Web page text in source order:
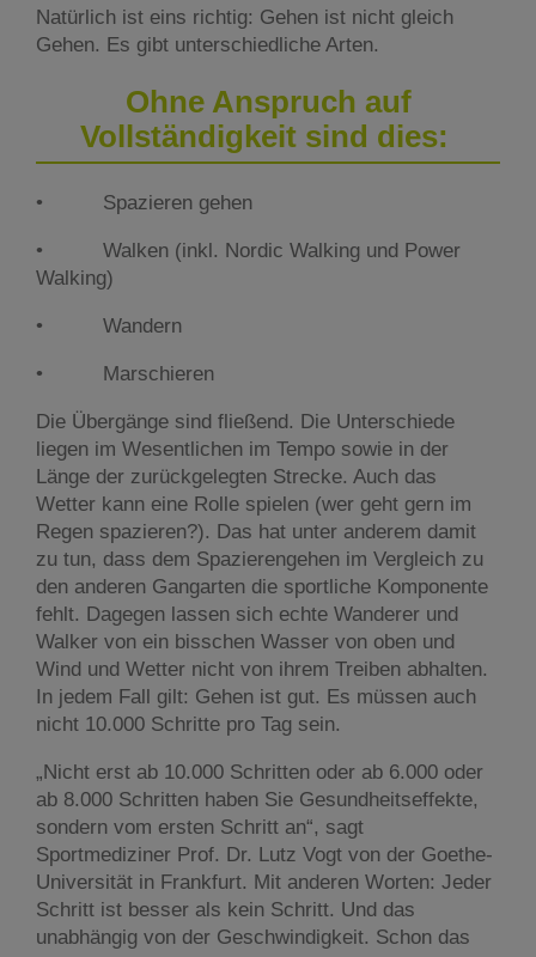
Natürlich ist eins richtig: Gehen ist nicht gleich
Gehen. Es gibt unterschiedliche Arten.
Ohne Anspruch auf
Vollständigkeit sind dies:
• Spazieren gehen
• Walken (inkl. Nordic Walking und Power
Walking)
• Wandern
• Marschieren
Die Übergänge sind fließend. Die Unterschiede
liegen im Wesentlichen im Tempo sowie in der
Länge der zurückgelegten Strecke. Auch das
Wetter kann eine Rolle spielen (wer geht gern im
Regen spazieren?). Das hat unter anderem damit
zu tun, dass dem Spazierengehen im Vergleich zu
den anderen Gangarten die sportliche Komponente
fehlt. Dagegen lassen sich echte Wanderer und
Walker von ein bisschen Wasser von oben und
Wind und Wetter nicht von ihrem Treiben abhalten.
In jedem Fall gilt: Gehen ist gut. Es müssen auch
nicht 10.000 Schritte pro Tag sein.
„Nicht erst ab 10.000 Schritten oder ab 6.000 oder
ab 8.000 Schritten haben Sie Gesundheitseffekte,
sondern vom ersten Schritt an“, sagt
Sportmediziner Prof. Dr. Lutz Vogt von der Goethe-
Universität in Frankfurt. Mit anderen Worten: Jeder
Schritt ist besser als kein Schritt. Und das
unabhängig von der Geschwindigkeit. Schon das